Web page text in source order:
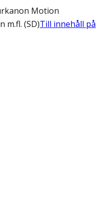
Motion
m.fl. (SD)Till innehåll på